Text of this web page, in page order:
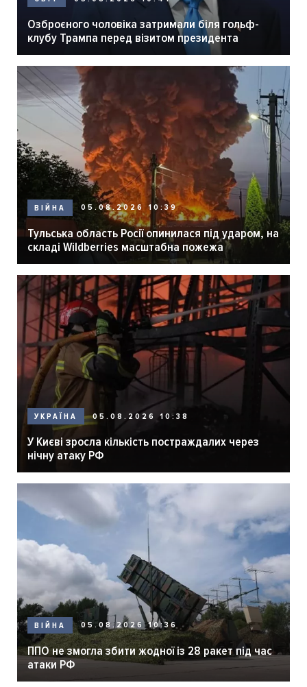
Озброєного чоловіка затримали біля гольф-
клубу Трампа перед візитом президента
ВІЙНА 05.08.2026 10:39
Тульська область Росії опинилася під ударом, на
складі Wildberries масштабна пожежа
УКРАЇНА 05.08.2026 10:38
У Києві зросла кількість постраждалих через
нічну атаку РФ
ВІЙНА 05.08.2026 10:36
ППО не змогла збити жодної із 28 ракет під час
атаки РФ